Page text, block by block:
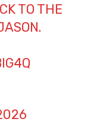
TO THE